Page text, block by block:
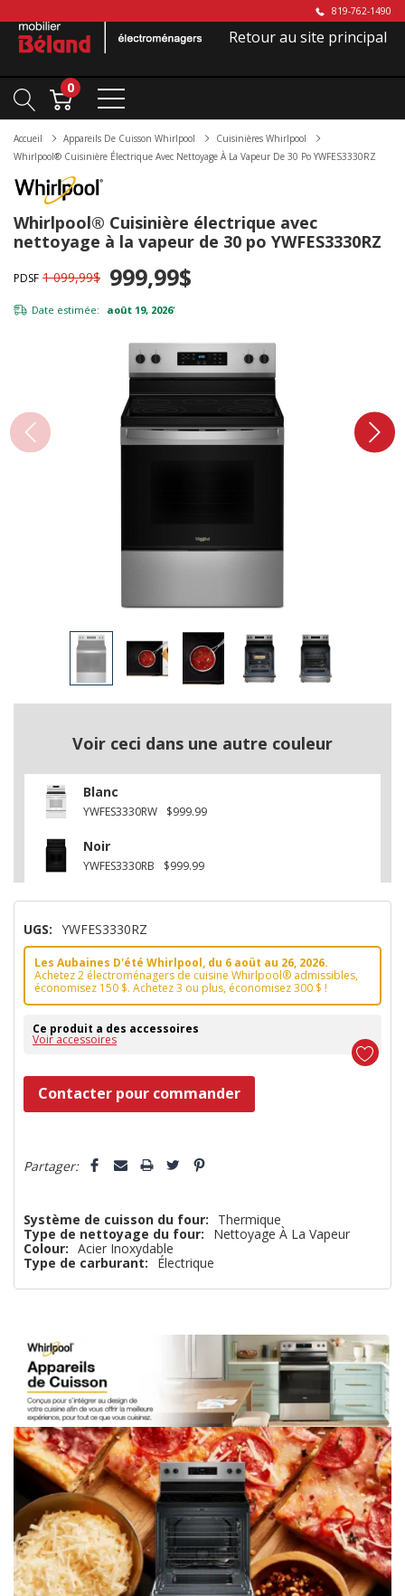
819-762-1490
Retour au site principal
0
Accueil Appareils De Cuisson Whirlpool
Cuisinières Whirlpool
Whirlpool® Cuisinière Électrique Avec Nettoyage À La Vapeur De 30 Po YWFES3330RZ
Whirlpool® Cuisinière électrique avec
nettoyage à la vapeur de 30 po YWFES3330RZ
PDSF 1 099,99$ 999,99$
Date estimée: août 19, 2026*
Voir ceci dans une autre couleur
Blanc
YWFES3330RW $999.99
Noir
YWFES3330RB $999.99
UGS: YWFES3330RZ
Les Aubaines D'été Whirlpool, du 6 aoüt au 26, 2026.
Achetez 2 électroménagers de cuisine Whirlpool® admissibles,
économisez 150 $. Achetez 3 ou plus, économisez 300 $ !
Ce produit a des accessoires
Voir accessoires
Dépêchez-
vous!
n’en
plus
que
Contacter pour commander
Partager:
Système de cuisson du four:
Thermique
Type de nettoyage du four:
Nettoyage À La Vapeur
Colour: Acier Inoxydable
Type de carburant:
Électrique